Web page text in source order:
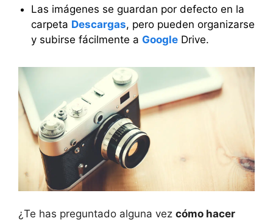
Las imágenes se guardan por defecto en la
carpeta Descargas, pero pueden organizarse
y subirse fácilmente a GoogleDrive.
¿Te has preguntado alguna vez cómo hacer